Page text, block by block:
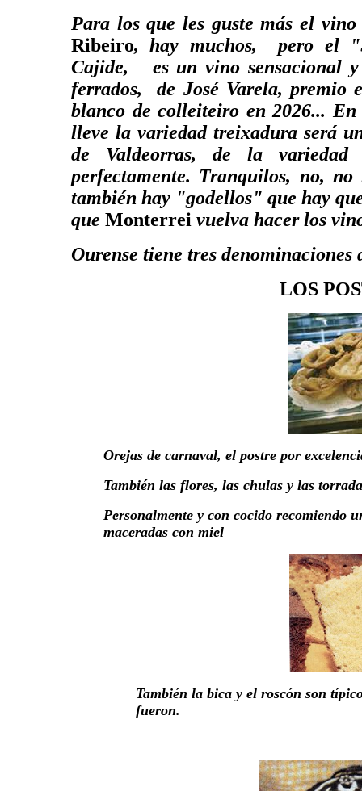
Para los que les guste más el
Ribeiro, hay muchos, pero el
Cajide, es un vino sensacional
ferrados, de José Varela, premio
blanco de colleiteiro en 2026...
lleve la variedad treixadura será
de Valdeorras, de la
perfectamente. Tranquilos, no,
también hay "godellos" que hay
que Monterrei vuelva hacer los
Ourense tiene tres denominaciones
LOS
Orejas de carnaval, el postre por
También las flores, las chulas y las
Personalmente y con cocido recomiendo
maceradas con miel
También la bica y el roscón son
fueron.